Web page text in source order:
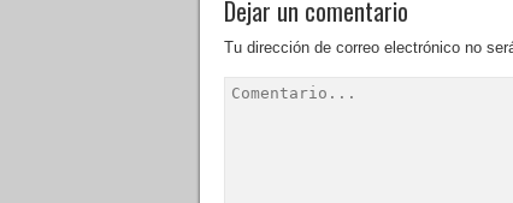
Dejar un comentario
Tu dirección de correo electrónico no